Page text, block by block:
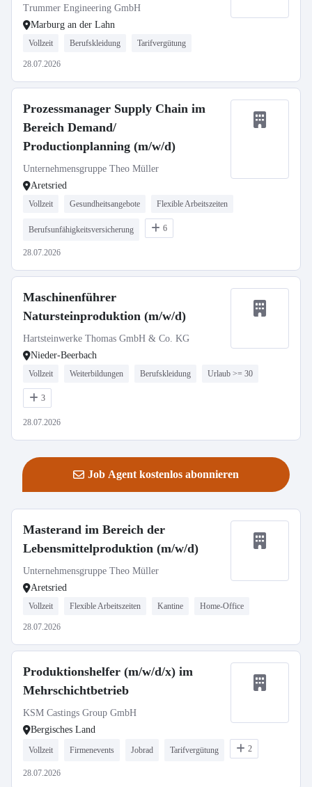
Trummer Engineering GmbH
Marburg an der Lahn
Vollzeit Berufskleidung Tarifvergütung
28.07.2026
Prozessmanager Supply Chain im
Bereich Demand/
Productionplanning (m/w/d)
Unternehmensgruppe Theo Müller
Aretsried
Vollzeit Gesundheitsangebote Flexible Arbeitszeiten
Berufsunfähigkeitsversicherung 6
28.07.2026
Maschinenführer
Natursteinproduktion (m/w/d)
Hartsteinwerke Thomas GmbH & Co. KG
Nieder-Beerbach
Vollzeit Weiterbildungen Berufskleidung Urlaub >= 30
3
28.07.2026
Job Agent kostenlos abonnieren
Masterand im Bereich der
Lebensmittelproduktion (m/w/d)
Unternehmensgruppe Theo Müller
Aretsried
Vollzeit Flexible Arbeitszeiten Kantine Home-Office
28.07.2026
Produktionshelfer (m/w/d/x) im
Mehrschichtbetrieb
KSM Castings Group GmbH
Bergisches Land
Vollzeit Firmenevents Jobrad Tarifvergütung 2
28.07.2026